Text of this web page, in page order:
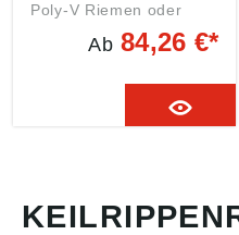
Poly-V Riemen oder
Rippenband genannt,
sind im Prinzip
Art Miniatur-
vereinigen die jeweiligen
Flachriemens mit der
hohen
Ab84,26 €*